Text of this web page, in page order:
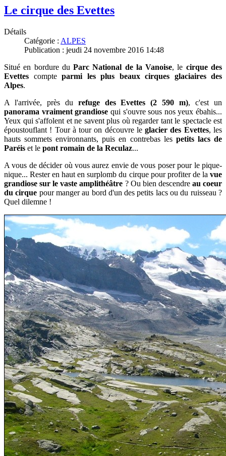
Le cirque des Evettes
Détails
Catégorie : ALPES
Publication : jeudi 24 novembre 2016 14:48
Situé en bordure duParc National de la Vanoise, le cirque des
Evettes compte parmi les plus beaux cirques glaciaires des
Alpes.
A l'arrivée, près du refuge des Evettes (2 590 m), c'estun
panorama vraiment grandiose qui s'ouvre sous nos yeux ébahis...
Yeux qui s'affolent et ne savent plus où regarder tant le spectacle est
époustouflant ! Tour à tour on découvre leglacier des Evettes, les
hauts sommets environnants, puis en contrebas les petits lacs de
Paréis et le pont romain de la Reculaz...
A vous de décider où vous aurez envie de vous poser pour le pique-
nique... Rester en haut en surplomb du cirque pour profiter de la vue
grandiose sur le vaste amplithéâtre ? Ou bien descendre au coeur
du cirque pour manger au bord d'un des petits lacs ou du ruisseau ?
Quel dilemne !